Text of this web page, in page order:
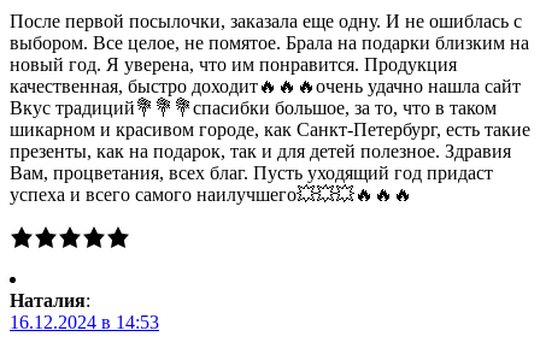
После первой посылочки, заказала еще одну. И не ошиблась с
выбором. Все целое, не помятое. Брала на подарки близким на
новый год. Я уверена, что им понравится. Продукция
качественная, быстро доходит🔥🔥🔥очень удачно нашла сайт
Вкус традиций💐💐💐спасибки большое, за то, что в таком
шикарном и красивом городе, как Санкт-Петербург, есть такие
презенты, как на подарок, так и для детей полезное. Здравия
Вам, процветания, всех благ. Пусть уходящий год придаст
успеха и всего самого наилучшего💥💥💥🔥🔥🔥
Наталия:
16.12.2024 в 14:53